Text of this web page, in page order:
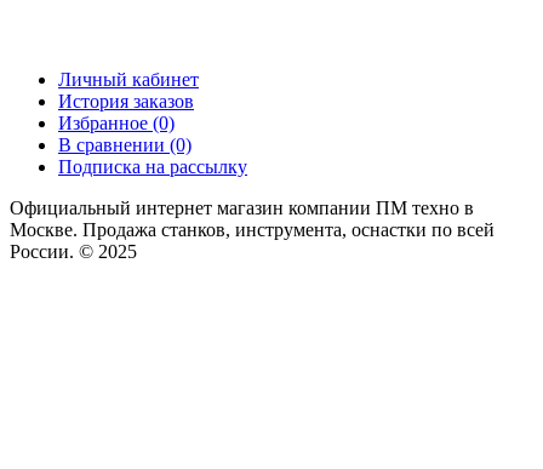
Личный кабинет
История заказов
Избранное (0)
В сравнении (0)
Подписка на рассылку
Официальный интернет магазин компании ПМ техно в
Москве. Продажа станков, инструмента, оснастки по всей
России. © 2025